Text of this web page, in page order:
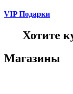
VIP Подарки
Хотите
Магазины